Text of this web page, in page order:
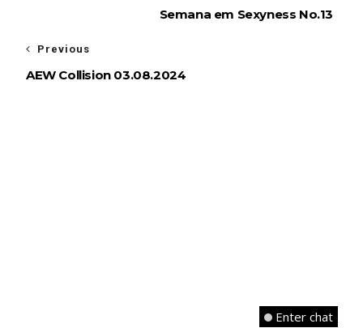
Semana em Sexyness No.13
Previous
AEW Collision 03.08.2024
Enter chat